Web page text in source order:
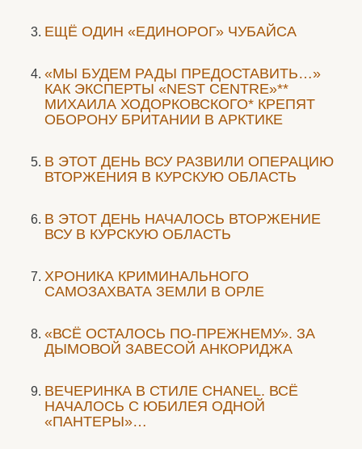
ЕЩЁ ОДИН «ЕДИНОРОГ» ЧУБАЙСА
«МЫ БУДЕМ РАДЫ ПРЕДОСТАВИТЬ…»
КАК ЭКСПЕРТЫ «NEST CENTRE»**
МИХАИЛА ХОДОРКОВСКОГО* КРЕПЯТ
ОБОРОНУ БРИТАНИИ В АРКТИКЕ
В ЭТОТ ДЕНЬ ВСУ РАЗВИЛИ ОПЕРАЦИЮ
ВТОРЖЕНИЯ В КУРСКУЮ ОБЛАСТЬ
В ЭТОТ ДЕНЬ НАЧАЛОСЬ ВТОРЖЕНИЕ
ВСУ В КУРСКУЮ ОБЛАСТЬ
ХРОНИКА КРИМИНАЛЬНОГО
САМОЗАХВАТА ЗЕМЛИ В ОРЛЕ
«ВСЁ ОСТАЛОСЬ ПО-ПРЕЖНЕМУ». ЗА
ДЫМОВОЙ ЗАВЕСОЙ АНКОРИДЖА
ВЕЧЕРИНКА В СТИЛЕ СHANEL. ВСЁ
НАЧАЛОСЬ С ЮБИЛЕЯ ОДНОЙ
«ПАНТЕРЫ»…